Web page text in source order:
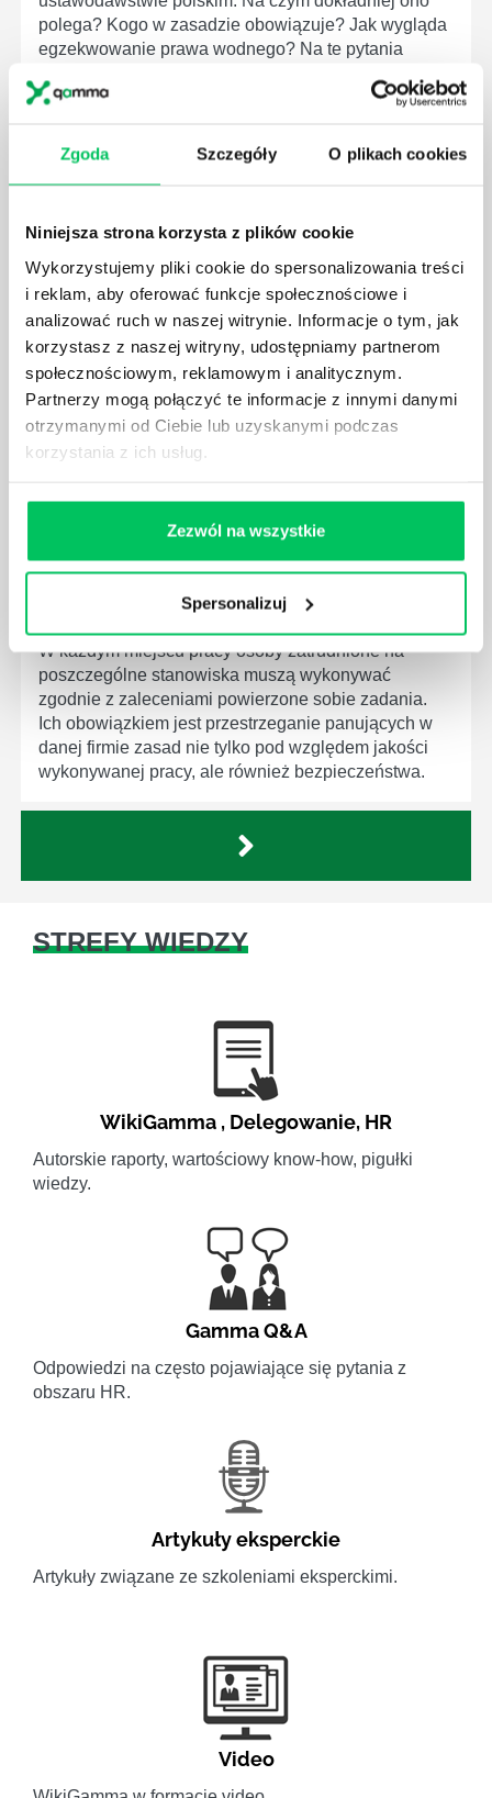
Zgoda Szczegóły O plikach cookies
Niniejsza strona korzysta z plików cookie
Wykorzystujemy pliki cookie do spersonalizowania treści
i reklam, aby oferować funkcje społecznościowe i
analizować ruch w naszej witrynie. Informacje o tym, jak
korzystasz z naszej witryny, udostępniamy partnerom
społecznościowym, reklamowym i analitycznym.
Partnerzy mogą połączyć te informacje z innymi danymi
otrzymanymi od Ciebie lub uzyskanymi podczas
korzystania z ich usług.
Zezwól na wszystkie
Spersonalizuj
polega? Kogo w zasadzie obowiązuje? Jak wygląda
egzekwowanie prawa wodnego? Na te pytania
WYMAGANIAMI NORM JAKOŚCI WYROBÓW
MEDYCZNYCH?
W związku z ogromnym rozwojem dzisiejszego
społeczeństwa wprowadzane jest coraz więcej reguł,
które mają za zadanie poprawić poszczególne
dziedziny gospodarki. Dzięki nim wszystkie firmy
będą zobowiązane przestrzegać zasad, których
wprowadzenie dąży do ujednolicenia jakości
produktów, które trafiają do klientów.
CZYM ZAJMUJE SIĘ AUDYTOR WEWNĘTRZNY
LABORATORIUM?
W każdym miejscu pracy osoby zatrudnione na
poszczególne stanowiska muszą wykonywać
zgodnie z zaleceniami powierzone sobie zadania.
Ich obowiązkiem jest przestrzeganie panujących w
danej firmie zasad nie tylko pod względem jakości
wykonywanej pracy, ale również bezpieczeństwa.
STREFY WIEDZY
WikiGamma , Delegowanie, HR
Autorskie raporty, wartościowy know-how, pigułki
wiedzy.
Gamma Q&A
Odpowiedzi na często pojawiające się pytania z
obszaru HR.
Artykuły eksperckie
Artykuły związane ze szkoleniami eksperckimi.
Video